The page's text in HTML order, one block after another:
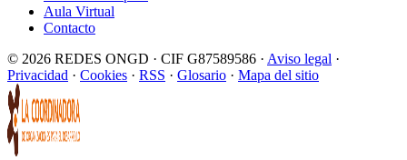
Aula Virtual
Contacto
© 2026 REDES ONGD · CIF G87589586 · Aviso legal ·
Privacidad · Cookies · RSS · Glosario · Mapa del sitio